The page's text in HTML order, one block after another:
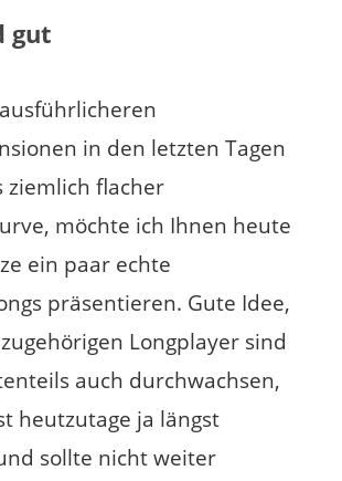
gut
in den letzten Tagen
ziemlich flacher
möchte ich Ihnen heute
ein paar echte
präsentieren. Gute Idee,
Longplayer sind
auch durchwachsen,
heutzutage ja längst
sollte nicht weiter